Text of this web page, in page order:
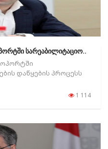
სარეაბილიტაციო..
დაწყების პროცესს
1 114